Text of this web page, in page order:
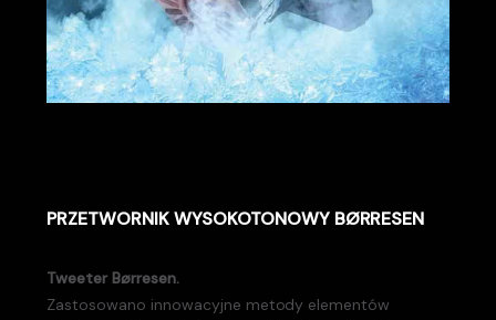
PRZETWORNIK WYSOKOTONOWY BØRRESEN
Tweeter Børresen.
Zastosowano innowacyjne metody elementów